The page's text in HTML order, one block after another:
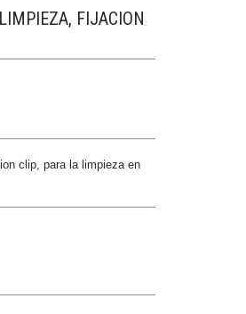
FIJACION
clip, para la limpieza en